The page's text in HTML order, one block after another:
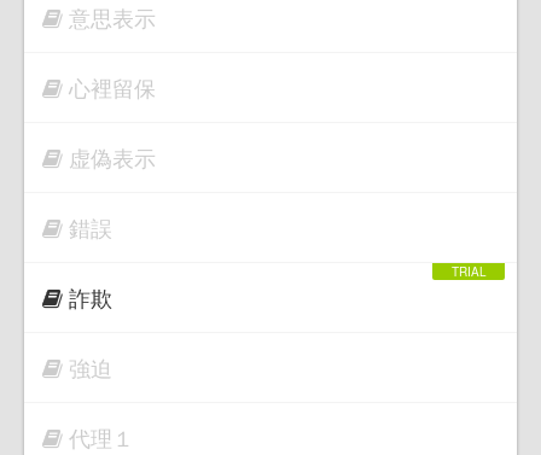
意思表示
心裡留保
虚偽表示
錯誤
詐欺
強迫
代理１